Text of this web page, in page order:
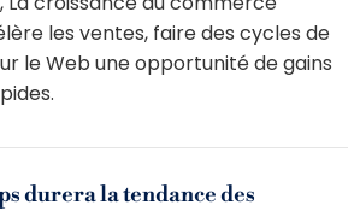
les ventes, faire des cycles de
le Web une opportunité de gains
durera la tendance des